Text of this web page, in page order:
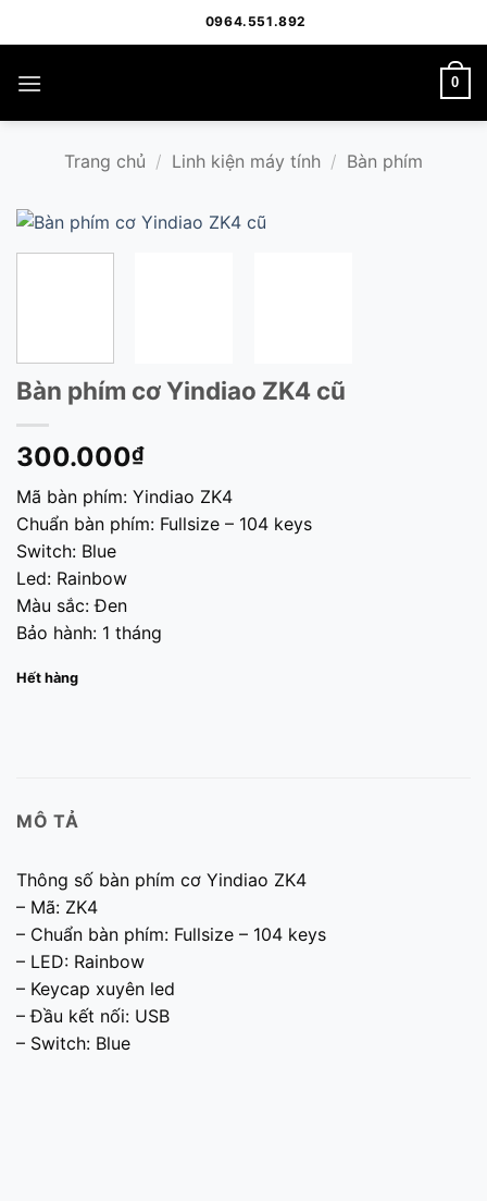
qua
dung
0964.551.892
0
Trang chủ / Linh kiện máy tính / Bàn phím
Bàn phím cơ Yindiao ZK4 cũ
300.000₫
Mã bàn phím: Yindiao ZK4
Chuẩn bàn phím: Fullsize – 104 keys
Switch: Blue
Led: Rainbow
Màu sắc: Đen
Bảo hành: 1 tháng
Hết hàng
MÔ TẢ
Thông số bàn phím cơ Yindiao ZK4
– Mã: ZK4
– Chuẩn bàn phím: Fullsize – 104 keys
– LED: Rainbow
– Keycap xuyên led
– Đầu kết nối: USB
– Switch: Blue